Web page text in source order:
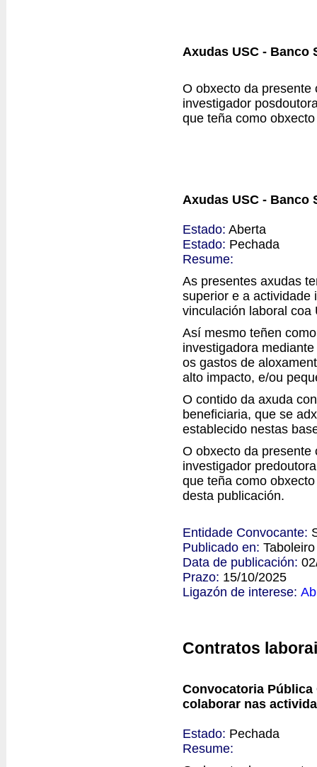
Axudas USC - Banco
O obxecto da presente
investigador
que teña como
Axudas USC - Banco
Estado: Aberta
Estado: Pechada
Resume:
As presentes axudas
superior e a actividade
vinculación laboral coa
Así mesmo teñen
investigadora
os gastos de
alto impacto, e/ou
O contido da axuda
beneficiaria, que se
establecido nestas
O obxecto da presente
investigador
que teña como
desta publicación.
Entidade Convocante:
Publicado en:
Data de publicación:
Prazo: 15/10/2025
Ligazón de interese:
Contratos
Convocatoria Pública
colaborar nas
Estado: Pechada
Resume: